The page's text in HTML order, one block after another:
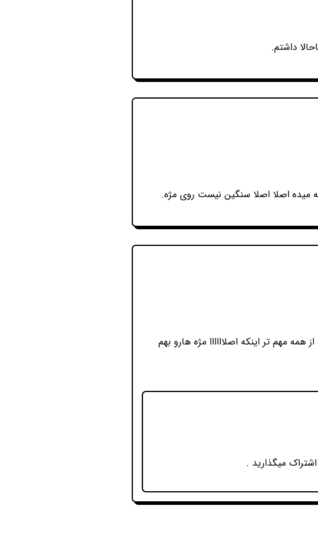
داشتم.
اصلا اصلا سنگین نیست روی مژه.
مهم تر اینکه اصلاااااا مژه هارو بهم
میگذارید .